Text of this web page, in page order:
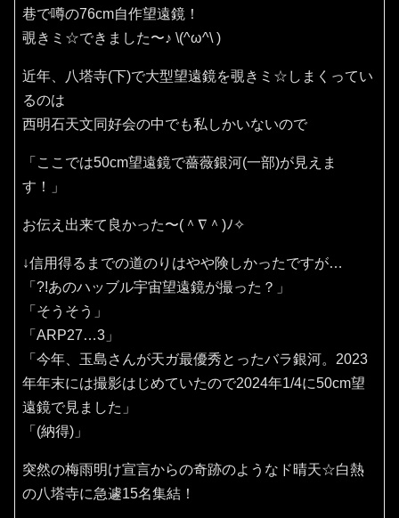
巷で噂の76cm自作望遠鏡！
覗きミ☆できました〜♪⁠ ⁠\⁠(⁠^⁠ω⁠^⁠\⁠ ⁠)
近年、八塔寺(下)で大型望遠鏡を覗きミ☆しまくってい
るのは
西明石天文同好会の中でも私しかいないので
「ここでは50cm望遠鏡で薔薇銀河(一部)が見えま
す！」
お伝え出来て良かった〜(⁠＾⁠∇⁠＾⁠)⁠ﾉ⁠✧⁠
↓信用得るまでの道のりはやや険しかったですが…
「?!あのハッブル宇宙望遠鏡が撮った？」
「そうそう」
「ARP27…3」
「今年、玉島さんが天ガ最優秀とったバラ銀河。2023
年年末には撮影はじめていたので2024年1/4に50cm望
遠鏡で見ました」
「(納得)」
突然の梅雨明け宣言からの奇跡のようなド晴天☆白熱
の八塔寺に急遽15名集結！